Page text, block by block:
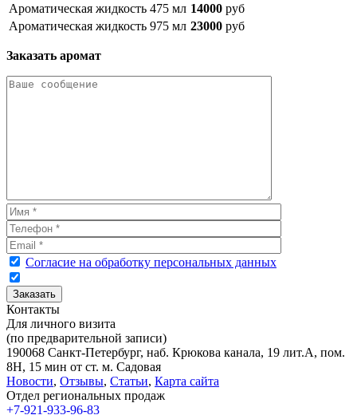
Ароматическая жидкость 475 мл 14000 руб
Ароматическая жидкость 975 мл 23000 руб
Заказать аромат
Согласие на обработку персональных данных
Контакты
Для личного визита
(по предварительной записи)
190068 Санкт-Петербург, наб. Крюкова канала, 19 лит.А, пом.
8Н, 15 мин от ст. м. Садовая
Новости, Отзывы, Статьи, Карта сайта
Отдел региональных продаж
+7-921-933-96-83